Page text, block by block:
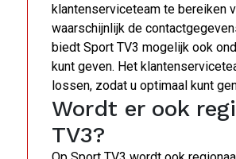
klantenserviceteam te bereiken
waarschijnlijk de
biedt Sport TV3 mogelijk ook
kunt geven. Het
lossen, zodat u optimaal kunt
Wordt er ook
TV3?